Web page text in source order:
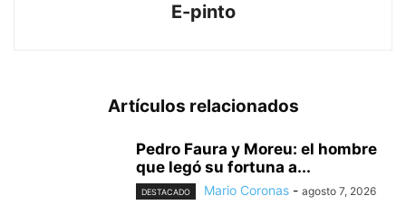
E-pinto
Artículos relacionados
Pedro Faura y Moreu: el hombre
que legó su fortuna a...
DESTACADO Mario Coronas - agosto 7, 2026